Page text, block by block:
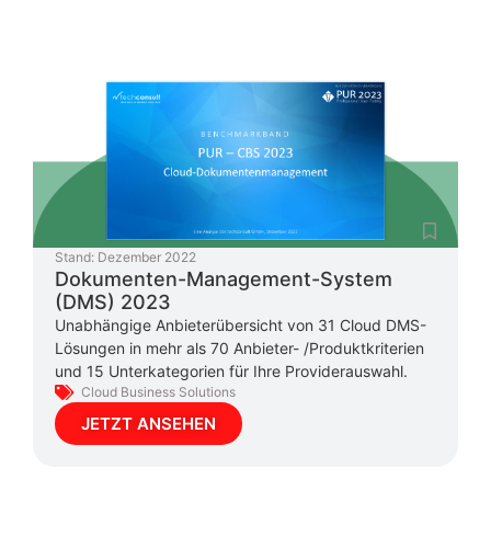
Stand: Dezember 2022
Dokumenten-Management-System
(DMS) 2023
Unabhängige Anbieterübersicht von 31 Cloud DMS-
Lösungen in mehr als 70 Anbieter- /Produktkriterien
und 15 Unterkategorien für Ihre Providerauswahl.
Cloud Business Solutions
JETZT ANSEHEN